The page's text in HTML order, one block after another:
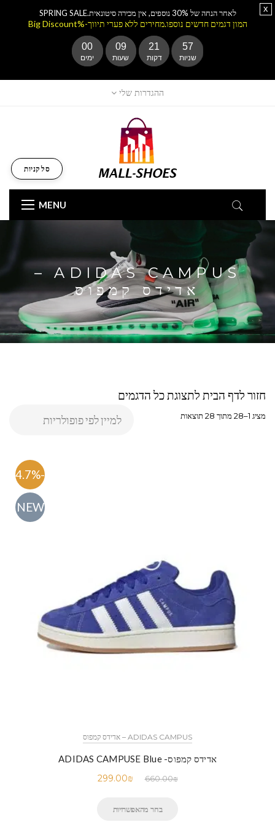
ההגדרות שלי
MENU
סל קניות
ADIDAS CAMPUS –
אדידס קמפוס
חזור לדף הבית לתצוגת כל הדגמים
מציג 1–28 מתוך 28 תוצאות
-54.7%
NEW
ADIDAS CAMPUS – אדידס קמפוס
אדידס קמפוס- ADIDAS CAMPUSE Blue
660.00₪
299.00₪
בחר מהאפשרויות
לאחר הנחה של 30% נוספים, אין מכירה סיטונאית.SPRING SALE
המון דגמים חדשים נוספו.מחירים ללא פערי תיווך-%Big Discount
00
ימים
09
שעות
21
דקות
56
שניות
x